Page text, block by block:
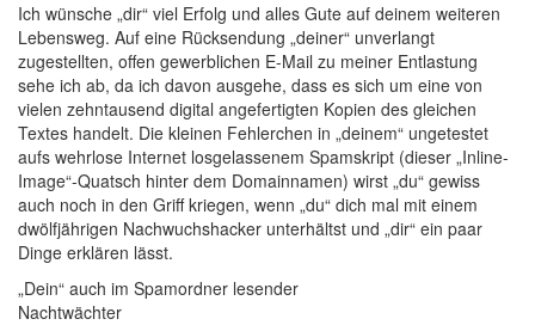
Ich wünsche „dir“ viel Erfolg und alles Gute auf deinem weiteren
Lebensweg. Auf eine Rücksendung „deiner“ unverlangt
zugestellten, offen gewerblichen E-Mail zu meiner Entlastung
sehe ich ab, da ich davon ausgehe, dass es sich um eine von
vielen zehntausend digital angefertigten Kopien des gleichen
Textes handelt. Die kleinen Fehlerchen in „deinem“ ungetestet
aufs wehrlose Internet losgelassenem Spamskript (dieser „Inline-
Image“-Quatsch hinter dem Domainnamen) wirst „du“ gewiss
auch noch in den Griff kriegen, wenn „du“ dich mal mit einem
dwölfjährigen Nachwuchshacker unterhältst und „dir“ ein paar
Dinge erklären lässt.
„Dein“ auch im Spamordner lesender
Nachtwächter